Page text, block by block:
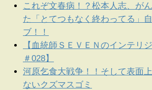
これぞ文春病！？松本人志、が
た「とてつもなく終わってる」
ブ！！
【血統師ＳＥＶＥＮのインテリ
＃028】
河原乞食大戦争！！そして表面
ないクズマスゴミ